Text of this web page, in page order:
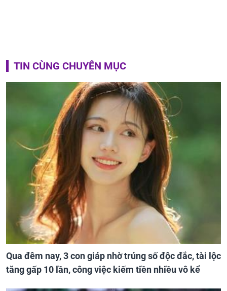
TIN CÙNG CHUYÊN MỤC
Qua đêm nay, 3 con giáp nhờ trúng số độc đắc, tài lộc
tăng gấp 10 lần, công việc kiếm tiền nhiều vô kể